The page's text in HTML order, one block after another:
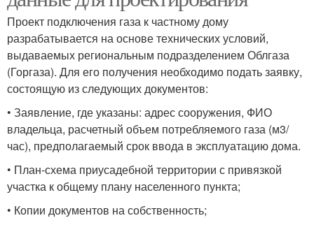
Проект подключения газа к частному дому
разрабатывается на основе технических условий,
выдаваемых региональным подразделением Облгаза
(Горгаза). Для его получения необходимо подать заявку,
состоящую из следующих документов:
• Заявление, где указаны: адрес сооружения, ФИО
владельца, расчетный объем потребляемого газа (м3/
час), предполагаемый срок ввода в эксплуатацию дома.
• План-схема приусадебной территории с привязкой
участка к общему плану населенного пункта;
• Копии документов на собственность;